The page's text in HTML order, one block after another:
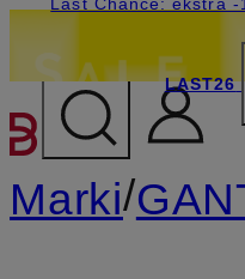
LAST26
Marki/